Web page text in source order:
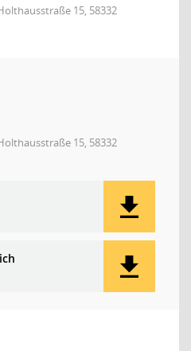
15, 58332
15, 58332